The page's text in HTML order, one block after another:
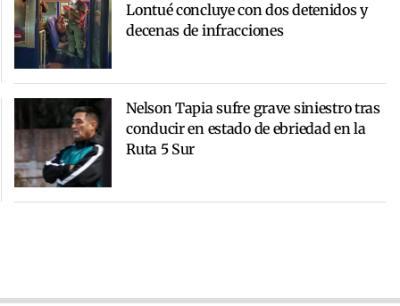
Lontué concluye con dos detenidos y
decenas de infracciones
Nelson Tapia sufre grave siniestro tras
conducir en estado de ebriedad en la
Ruta 5 Sur